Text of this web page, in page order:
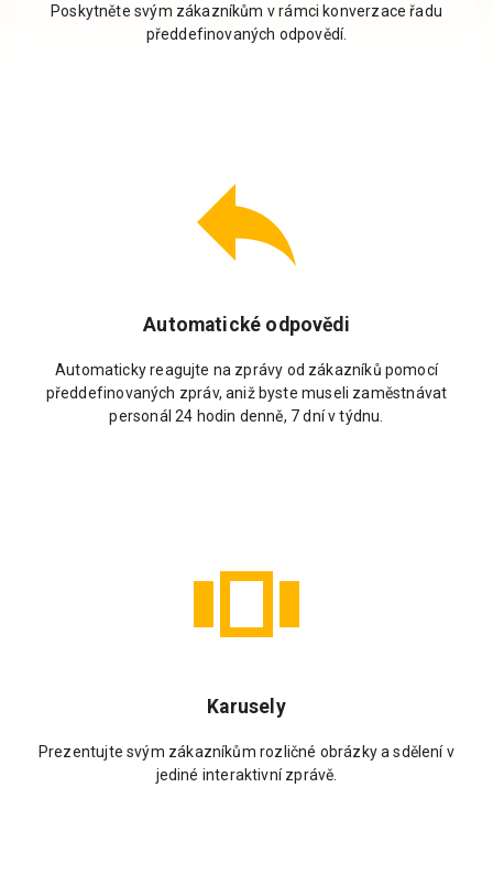
Poskytněte svým zákazníkům v rámci konverzace řadu
předdefinovaných odpovědí.
Automatické odpovědi
Automaticky reagujte na zprávy od zákazníků pomocí
předdefinovaných zpráv, aniž byste museli zaměstnávat
personál 24 hodin denně, 7 dní v týdnu.
Karusely
Prezentujte svým zákazníkům rozličné obrázky a sdělení v
jediné interaktivní zprávě.